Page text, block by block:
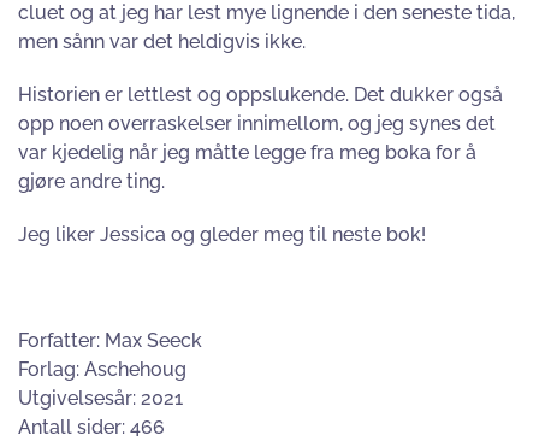
cluet og at jeg har lest mye lignende i den seneste tida,
men sånn var det heldigvis ikke.
Historien er lettlest og oppslukende. Det dukker også
opp noen overraskelser innimellom, og jeg synes det
var kjedelig når jeg måtte legge fra meg boka for å
gjøre andre ting.
Jeg liker Jessica og gleder meg til neste bok!
Forfatter: Max Seeck
Forlag: Aschehoug
Utgivelsesår: 2021
Antall sider: 466